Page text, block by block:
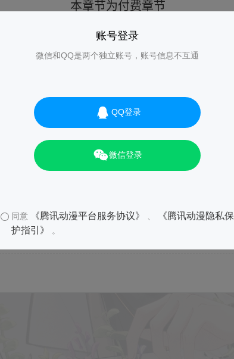
账号登录
微信和QQ是两个独立账号，账号信息不互通
QQ登录
微信登录
同意 《腾讯动漫平台服务协议》
《腾讯动漫隐私保
护指引》
。